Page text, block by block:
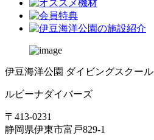
伊豆海洋公園 ダイビングスクール
ルビーナダイバーズ
〒413-0231
静岡県伊東市富戸829-1